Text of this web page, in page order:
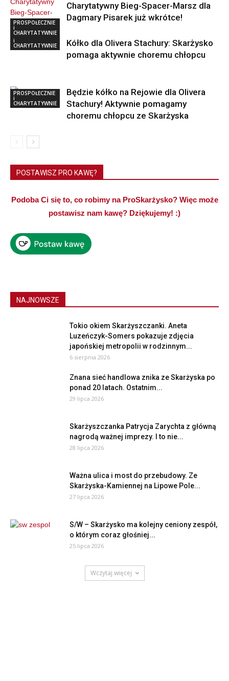
PROSPOŁECZNIE
i
CHARYTATYWNIE
Charytatywny Bieg-Spacer-Marsz dla
Dagmary Pisarek już wkrótce!
PROSPOŁECZNIE
i
CHARYTATYWNIE
Kółko dla Olivera Stachury: Skarżysko
pomaga aktywnie choremu chłopcu
PROSPOŁECZNIE
i
CHARYTATYWNIE
Będzie kółko na Rejowie dla Olivera
Stachury! Aktywnie pomagamy
choremu chłopcu ze Skarżyska
POSTAWISZ PRO KAWĘ?
Podoba Ci się to, co robimy na ProSkarżysko? Więc może
postawisz nam kawę? Dziękujemy! :)
NAJNOWSZE
Tokio okiem Skarżyszczanki. Aneta
Luzeńczyk-Somers pokazuje zdjęcia
japońskiej metropolii w rodzinnym...
6 sierpnia 2026
Znana sieć handlowa znika ze Skarżyska po
ponad 20 latach. Ostatnim...
29 lipca 2026
Skarżyszczanka Patrycja Zarychta z główną
nagrodą ważnej imprezy. I to nie...
28 lipca 2026
Ważna ulica i most do przebudowy. Ze
Skarżyska-Kamiennej na Lipowe Pole...
27 lipca 2026
S/W – Skarżysko ma kolejny ceniony zespół,
o którym coraz głośniej...
25 lipca 2026
Wczytaj więcej